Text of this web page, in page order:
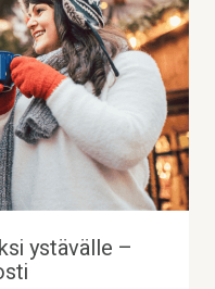
ystävälle –